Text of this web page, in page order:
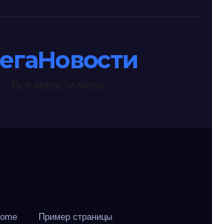
Пример страницы